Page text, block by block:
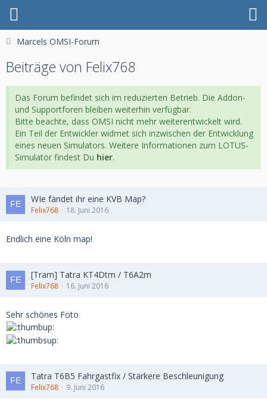
Marcels OMSI-Forum
Beiträge von Felix768
Das Forum befindet sich im reduzierten Betrieb. Die Addon-
und Supportforen bleiben weiterhin verfügbar.
Bitte beachte, dass OMSI nicht mehr weiterentwickelt wird.
Ein Teil der Entwickler widmet sich inzwischen der Entwicklung
eines neuen Simulators. Weitere Informationen zum LOTUS-
Simulator findest Du hier.
WIe fändet ihr eine KVB Map?
Felix768 18. Juni 2016
Endlich eine Köln map!
[Tram] Tatra KT4Dtm / T6A2m
Felix768 16. Juni 2016
Sehr schönes Foto
Tatra T6B5 Fahrgastfix / Stärkere Beschleunigung
Felix768 9. Juni 2016